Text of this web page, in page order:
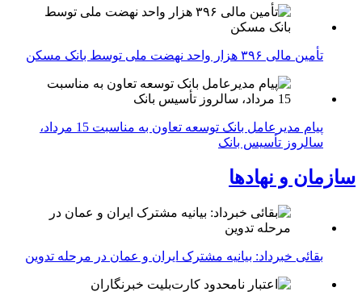
تأمین مالی ۳۹۶ هزار واحد نهضت ملی توسط بانک مسکن
پیام مدیرعامل بانک توسعه تعاون به مناسبت 15 مرداد،
سالروز تأسیس بانک
سازمان و نهادها
بقائی خبرداد: بیانیه مشترک ایران و عمان در مرحله تدوین